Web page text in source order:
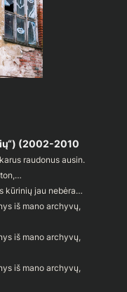
(2002-2010
raudonus ausin.
kūrinių jau nebėra…
iš mano archyvų,
iš mano archyvų,
iš mano archyvų,